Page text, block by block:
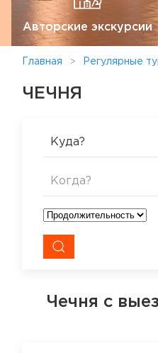
Авторские экскурсии
Главная Регулярные
ЧЕЧНЯ
Куда?
Когда?
Чечня с